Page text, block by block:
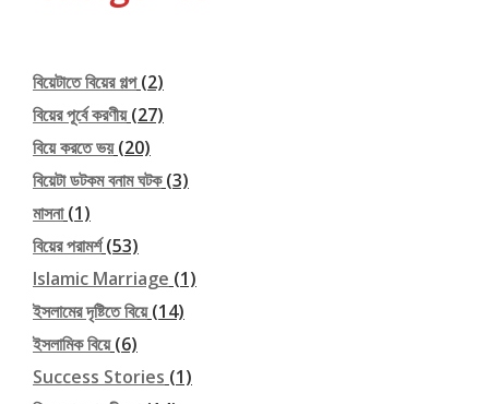
বিয়েটাতে বিয়ের গল্প(2)
বিয়ের পূর্বে করণীয়(27)
বিয়ে করতে ভয়(20)
বিয়েটা ডটকম বনাম ঘটক(3)
মাসনা(1)
বিয়ের পরামর্শ(53)
Islamic Marriage (1)
ইসলামের দৃষ্টিতে বিয়ে(14)
ইসলামিক বিয়ে(6)
Success Stories (1)